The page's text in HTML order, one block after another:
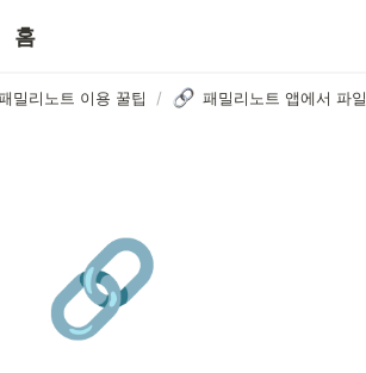
홈
밀리노트 이용 꿀팁 /
용 꿀팁
🔗